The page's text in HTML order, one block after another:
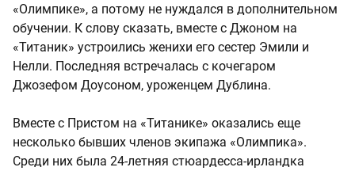
«Олимпике», а потому не нуждался в дополнительном
обучении. К слову сказать, вместе с Джоном на
«Титаник» устроились женихи его сестер Эмили и
Нелли. Последняя встречалась с кочегаром
Джозефом Доусоном, уроженцем Дублина.
Вместе с Пристом на «Титанике» оказались еще
несколько бывших членов экипажа «Олимпика».
Среди них была 24-летняя стюардесса-ирландка